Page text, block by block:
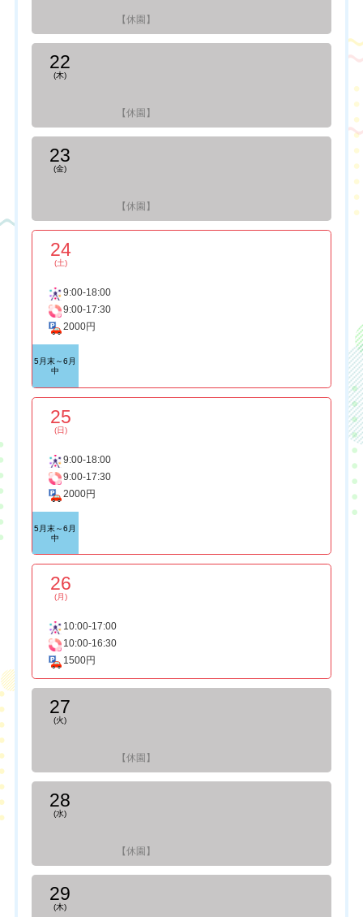
【休園】
22
(木)
【休園】
23
(金)
【休園】
24
(土)
9:00-18:00
9:00-17:30
2000円
5月末～6月
中
25
(日)
9:00-18:00
9:00-17:30
2000円
5月末～6月
中
26
(月)
10:00-17:00
10:00-16:30
1500円
27
(火)
【休園】
28
(水)
【休園】
29
(木)